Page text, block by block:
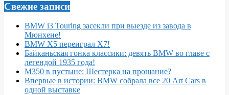
Свежие записи
BMW i3 Touring засекли при выезде из завода в
Мюнхене!
BMW X5 переиграл X7!
Байканьская гонка классики: девять BMW во главе с
легендой 1935 года!
M350 в пустыне: Шестерка на прощание?
Впервые в истории: BMW собрала все 20 Art Cars в
одной выставке